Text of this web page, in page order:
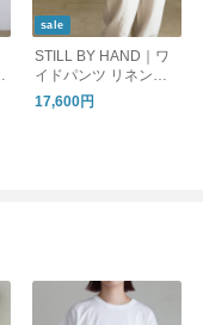
sale
STILL BY HAND｜ワ
イドパンツ リネンパ
ンツ タックパンツ PT
01262WM スティルバ
17,600円